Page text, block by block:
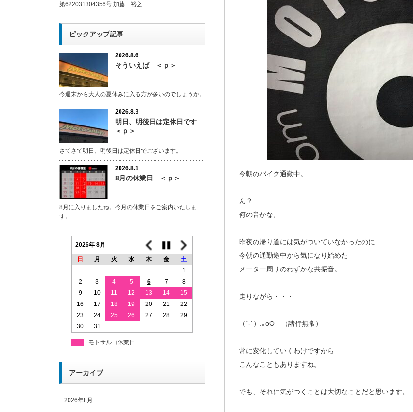
今朝のバイク通勤中。
ん？
何の音かな。
昨夜の帰り道には気がついていなかったのに
今朝の通勤途中から気になり始めた
メーター周りのわずかな共振音。
走りながら・・・
（´-`）.｡oO （諸行無常）
常に変化していくわけですから
こんなこともありますね。
でも、それに気がつくことは大切なことだと思います。
第622031304356号 加藤 裕之
ピックアップ記事
2026.8.6
そういえば ＜ｐ＞
今週末から大人の夏休みに入る方が多いのでしょうか。
2026.8.3
明日、明後日は定休日です
＜ｐ＞
さてさて明日、明後日は定休日でございます。
2026.8.1
8月の休業日 ＜ｐ＞
8月に入りましたね。今月の休業日をご案内いたしま
す。
2026年 8月
日 月 火 水 木 金
土
1
2
3 4 5 6 7
8
9
10 11 12 13 14
15
16
17 18 19 20 21
22
23
24 25 26 27 28
29
30
31
モトサルゴ休業日
アーカイブ
2026年8月